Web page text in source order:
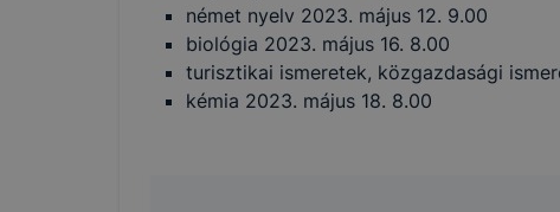
német nyelv 2023. május 12. 9.00
biológia 2023. május 16. 8.00
turisztikai ismeretek, közgazdasági
kémia 2023. május 18. 8.00